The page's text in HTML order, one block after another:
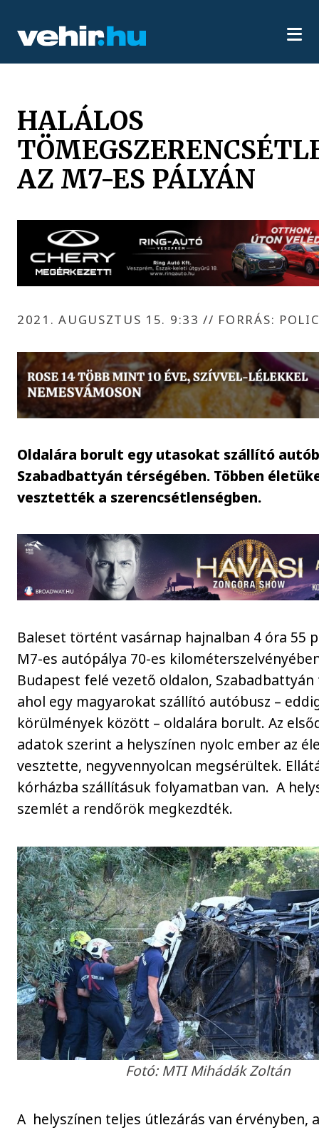
HALÁLOS
AZ M7-ES PÁLYÁN
2021. AUGUSZTUS 15. 9:33// FORRÁS:
Oldalára borult egy utasokat szállító
Szabadbattyán térségében. Többen
vesztették a szerencsétlenségben.
Baleset történt vasárnap hajnalban 4 óra 55
M7-es autópálya 70-es
Budapest felé vezető oldalon,
ahol egy magyarokat szállító autóbusz –
körülmények között – oldalára borult. Az
adatok szerint a helyszínen nyolc ember az
vesztette, negyvennyolcan megsérültek.
kórházba szállításuk folyamatban van. A
szemlét a rendőrök megkezdték.
Fotó: MTI Mihádák Zoltán
A helyszínen teljes útlezárás van érvényben,